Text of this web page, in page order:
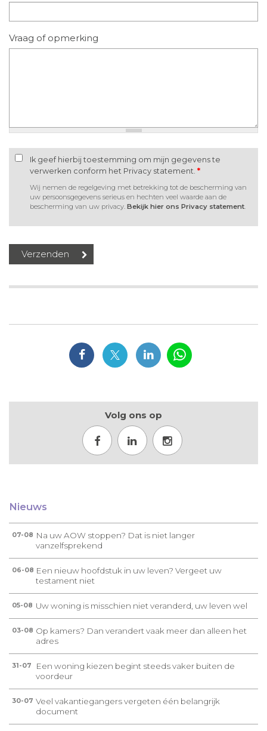
Vraag of opmerking
Ik geef hierbij toestemming om mijn gegevens te
verwerken conform het Privacy statement. *
Wij nemen de regelgeving met betrekking tot de bescherming van
uw persoonsgegevens serieus en hechten veel waarde aan de
bescherming van uw privacy. Bekijk hier ons Privacy statement.
Volg ons op
Nieuws
07-08 Na uw AOW stoppen? Dat is niet langer
vanzelfsprekend
06-08 Een nieuw hoofdstuk in uw leven? Vergeet uw
testament niet
05-08 Uw woning is misschien niet veranderd, uw leven wel
03-08 Op kamers? Dan verandert vaak meer dan alleen het
adres
31-07
Een woning kiezen begint steeds vaker buiten de
voordeur
30-07 Veel vakantiegangers vergeten één belangrijk
document